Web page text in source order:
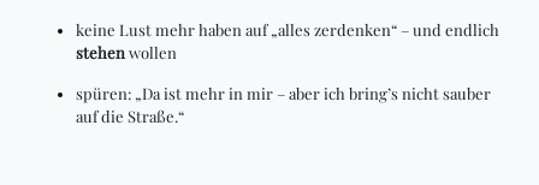
keine Lust mehr haben auf „alles zerdenken“ – und endlich
stehenwollen
spüren: „Da ist mehr in mir – aber ich bring’s nicht sauber
auf die Straße.“